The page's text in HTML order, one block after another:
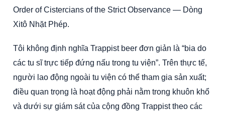
Order of Cistercians of the Strict Observance — Dòng
Xitô Nhặt Phép.
Tôi không định nghĩa Trappist beer đơn giản là “bia do
các tu sĩ trực tiếp đứng nấu trong tu viện”. Trên thực tế,
người lao động ngoài tu viện có thể tham gia sản xuất;
điều quan trọng là hoạt động phải nằm trong khuôn khổ
và dưới sự giám sát của cộng đồng Trappist theo các